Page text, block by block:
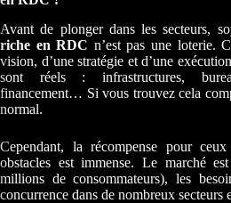
Avant de plonger dans les secteurs,
riche en RDC n’est pas une loterie.
vision, d’une stratégie et d’une
sont réels : infrastructures,
financement… Si vous trouvez cela
normal.
Cependant, la récompense pour
obstacles est immense. Le marché
millions de consommateurs), les
concurrence dans de nombreux secteurs